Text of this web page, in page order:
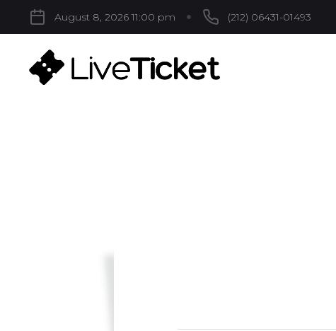
August 8, 2026 11:00 pm (212) 06431-01493